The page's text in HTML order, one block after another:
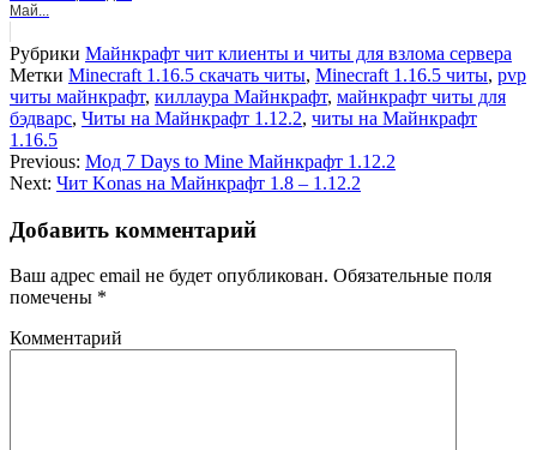
Май...
Рубрики Майнкрафт чит клиенты и читы для взлома сервера
Метки Minecraft 1.16.5 скачать читы, Minecraft 1.16.5 читы, pvp
читы майнкрафт, киллаура Майнкрафт, майнкрафт читы для
бэдварс, Читы на Майнкрафт 1.12.2, читы на Майнкрафт
1.16.5
Previous: Мод 7 Days to Mine Майнкрафт 1.12.2
Next: Чит Konas на Майнкрафт 1.8 – 1.12.2
Добавить комментарий
Ваш адрес email не будет опубликован. Обязательные поля
помечены *
Комментарий